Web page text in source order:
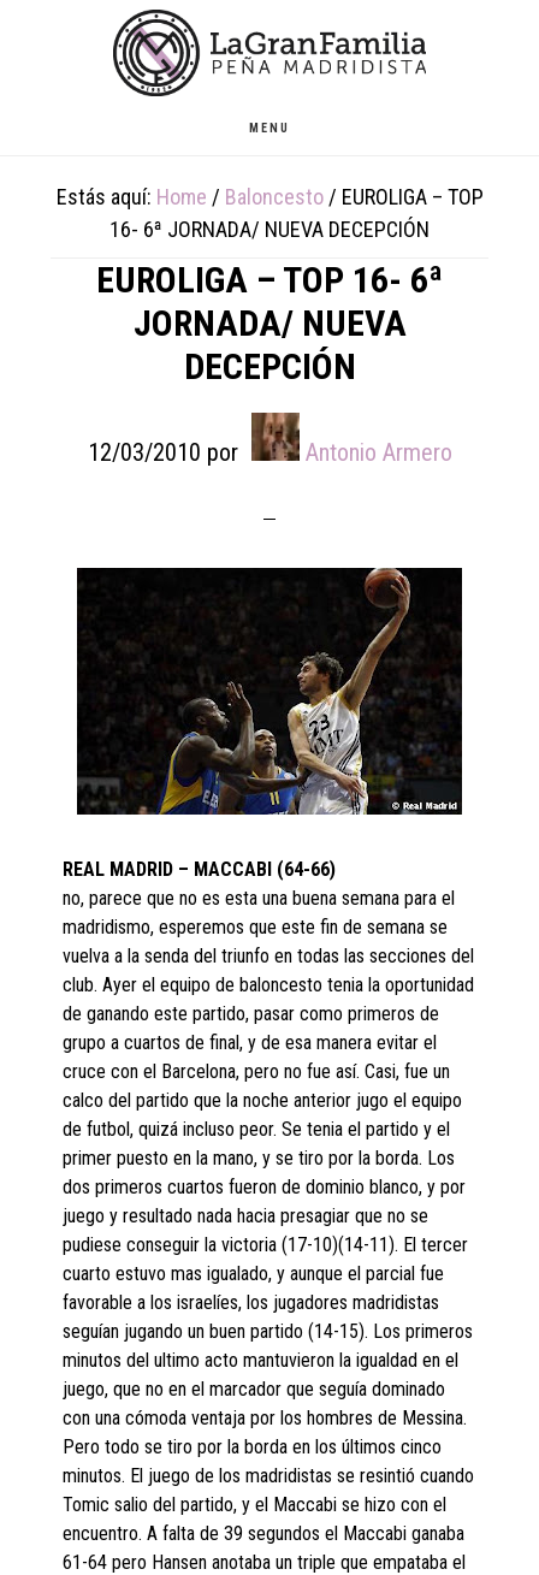
MENU
Estás aquí: Home / Baloncesto / EUROLIGA – TOP
16- 6ª JORNADA/ NUEVA DECEPCIÓN
EUROLIGA – TOP 16- 6ª
JORNADA/ NUEVA
DECEPCIÓN
12/03/2010 por Antonio Armero
REAL MADRID – MACCABI (64-66)
no, parece que no es esta una buena semana para el
madridismo, esperemos que este fin de semana se
vuelva a la senda del triunfo en todas las secciones del
club. Ayer el equipo de baloncesto tenia la oportunidad
de ganando este partido, pasar como primeros de
grupo a cuartos de final, y de esa manera evitar el
cruce con el Barcelona, pero no fue así. Casi, fue un
calco del partido que la noche anterior jugo el equipo
de futbol, quizá incluso peor. Se tenia el partido y el
primer puesto en la mano, y se tiro por la borda. Los
dos primeros cuartos fueron de dominio blanco, y por
juego y resultado nada hacia presagiar que no se
pudiese conseguir la victoria (17-10)(14-11). El tercer
cuarto estuvo mas igualado, y aunque el parcial fue
favorable a los israelíes, los jugadores madridistas
seguían jugando un buen partido (14-15). Los primeros
minutos del ultimo acto mantuvieron la igualdad en el
juego, que no en el marcador que seguía dominado
con una cómoda ventaja por los hombres de Messina.
Pero todo se tiro por la borda en los últimos cinco
minutos. El juego de los madridistas se resintió cuando
Tomic salio del partido, y el Maccabi se hizo con el
encuentro. A falta de 39 segundos el Maccabi ganaba
61-64 pero Hansen anotaba un triple que empataba el